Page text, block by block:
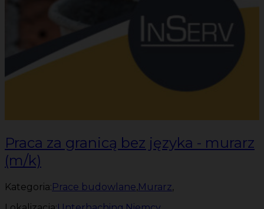
Praca za granicą bez języka - murarz
(m/k)
Kategoria:Prace budowlane,Murarz,